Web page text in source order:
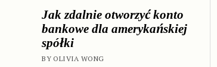
Jak zdalnie otworzyć konto
bankowe dla amerykańskiej
spółki
BY OLIVIA WONG